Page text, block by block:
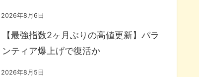
2026年8月6日
【最強指数2ヶ月ぶりの高値更新】パラ
ンティア爆上げで復活か
2026年8月5日